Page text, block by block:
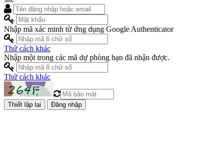
Nhập mã xác minh từ ứng dụng Google Authenticator
Thử cách khác
Nhập một trong các mã dự phòng bạn đã nhận được.
Thử cách khác
Đăng nhập